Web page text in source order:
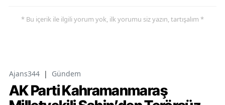
* Bu içerik ile ilgili yorum yok, ilk yorumu siz yazın, tartışalım *
Ajans344 | Gündem
AK Parti Kahramanmaraş